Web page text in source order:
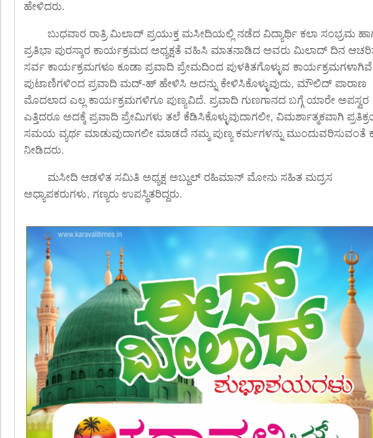
ಹೇಳಿದರು.
ಬುಧವಾರ ರಾತ್ರಿ ಮಿಲಾದ್ ಪ್ರಯುಕ್ತ ಮಸೀದಿಯಲ್ಲಿ ನಡೆದ ವಿದ್ಯಾರ್ಥಿ ಕಲಾ ಸಂಭ್ರಮ
ಪ್ರತಿಭಾ ಪುರಸ್ಕಾರ ಕಾರ್ಯಕ್ರಮದ ಅಧ್ಯಕ್ಷತೆ ವಹಿಸಿ ಮಾತನಾಡಿದ ಅವರು ಮಿಲಾದ್ ದಿನ
ಸರ್ವ ಕಾರ್ಯಕ್ರಮಗಳೂ ಕೂಡಾ ಪ್ರವಾದಿ ಪ್ರೇಮದಿಂದ ಪುಳಕಿತಗೊಳ್ಳುವ
ಪುಟಾಣಿಗಳಿಂದ ಪ್ರವಾದಿ ಮದ್-ಹ್ ಹೇಳಿಸಿ ಅದನ್ನು ಕೇಳಿಸಿಕೊಳ್ಳುವುದು, ಮೌಲಿದ್ ಪಾರಾಣ
ಮೊದಲಾದ ಎಲ್ಲ ಕಾರ್ಯಕ್ರಮಗಳಿಗೂ ಪುಣ್ಯವಿದೆ. ಪ್ರವಾದಿ ಗುಣಗಾನದ ಬಗ್ಗೆ ಯಾರೇ ಅಪಸ್ವರ
ಎತ್ತಿದರೂ ಅದಕ್ಕೆ ಪ್ರವಾದಿ ಪ್ರೇಮಿಗಳು ತಲೆ ಕೆಡಿಸಿಕೊಳ್ಳುವುದಾಗಲೀ, ವಿಮರ್ಶಾತ್ಮಕವಾಗಿ
ಸಮಯ ವ್ಯರ್ಥ ಮಾಡುವುದಾಗಲೀ ಮಾಡದೆ ನಮ್ಮ ಪುಣ್ಯ ಕರ್ಮಗಳನ್ನು ಮುಂದುವರಿಸುವಂತೆ
ನೀಡಿದರು.
ಮಸೀದಿ ಆಡಳಿತ ಸಮಿತಿ ಅಧ್ಯಕ್ಷ ಅಬ್ದುಲ್ ರಹಿಮಾನ್ ಮೋನು ಸಹಿತ ಮದ್ರಸ
ಅಧ್ಯಾಪಕರುಗಳು, ಗಣ್ಯರು ಉಪಸ್ಥಿತರಿದ್ದರು.